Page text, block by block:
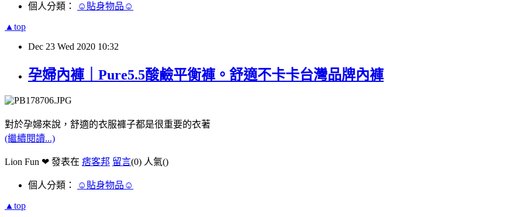
個人分類： ☺貼身物品☺
▲top
Dec 23 Wed 2020 10:32
孕婦內褲｜Pure5.5酸鹼平衡褲。舒適不卡卡台灣品牌內褲
對於孕婦來說，舒適的衣服褲子都是很重要的衣著
(繼續閱讀...)
Lion Fun ❤ 發表在 痞客邦 留言(0) 人氣()
個人分類： ☺貼身物品☺
▲top